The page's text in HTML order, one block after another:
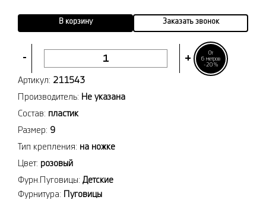
- +
От
6 метров
-20%
В корзину Заказать звонок
Артикул: 211543
Производитель: Не указана
Состав: пластик
Размер: 9
Тип крепления: на ножке
Цвет: розовый
Фурн.Пуговицы: Детские
Фурнитура: Пуговицы